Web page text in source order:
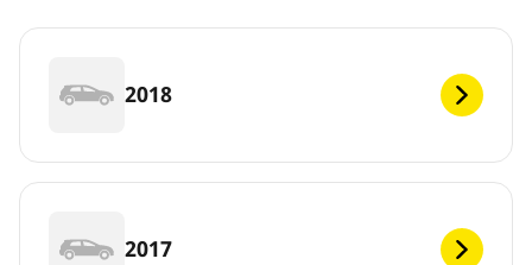
2018
2017